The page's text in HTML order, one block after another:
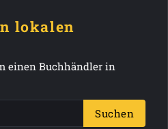
lokalen
einen Buchhändler in
Suchen